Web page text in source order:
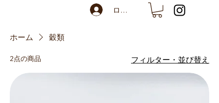
ログイン
ホーム 穀類
2点の商品 フィルター・並び替え